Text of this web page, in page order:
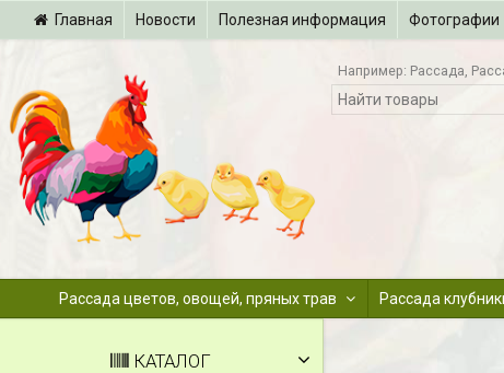
Главная Новости Полезная информация Фотографии
Например: Рассада
Рассада цветов, овощей, пряных трав Рассада
КАТАЛОГ